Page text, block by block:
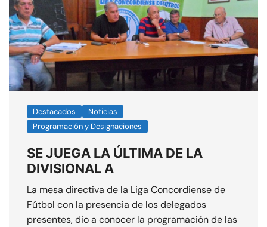
Destacados
Noticias
Programación y Designaciones
SE JUEGA LA ÚLTIMA DE LA
DIVISIONAL A
La mesa directiva de la Liga Concordiense de
Fútbol con la presencia de los delegados
presentes, dio a conocer la programación de las